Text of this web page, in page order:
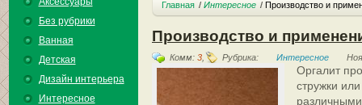
Без рубрики
Ванная
Детская
Дизайн интерьера
Интересное
Главная Интересное Производство и
Производство и
Комм: 3, Рубрика: Интересное
Оргалит
стружки